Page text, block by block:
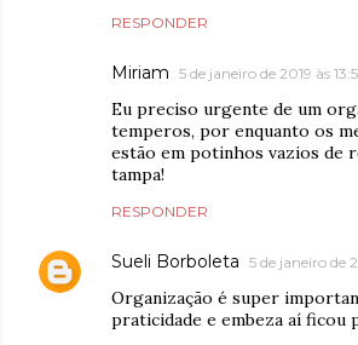
RESPONDER
Miriam 5 de janeiro de 2019 às
Eu preciso urgente de um
temperos, por enquanto os
estão em potinhos vazios de
tampa!
RESPONDER
Sueli Borboleta 5 de janeiro de
Organização é super
praticidade e embeza aí ficou